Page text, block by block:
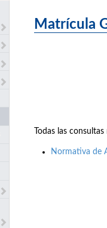
Matrícula
Todas las
Normativa de